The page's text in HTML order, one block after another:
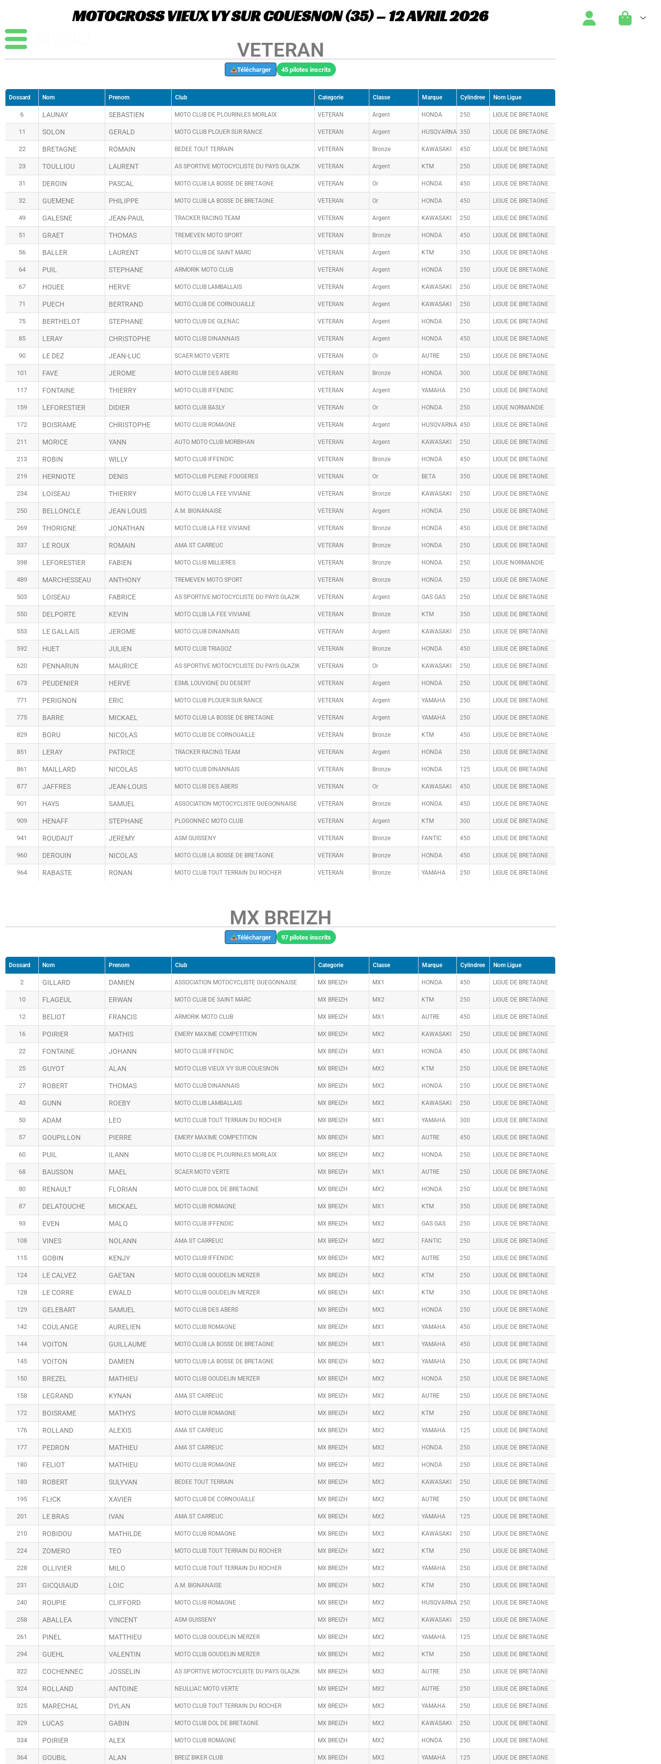
contenu
MOTOCROSS VIEUX VY SUR COUESNON (35) – 12 AVRIL 2026
VETERAN
Télécharger 45 pilotes inscrits
Dossard Nom Prenom Club Categorie Classe Marque Cylindree Nom Ligue
6 LAUNAY SEBASTIEN MOTO CLUB DE PLOURINLES MORLAIX VETERAN Argent HONDA 250 LIGUE DE BRETAGNE
11 SOLON GERALD MOTO CLUB PLOUER SUR RANCE VETERAN Argent HUSQVARNA 350 LIGUE DE BRETAGNE
22 BRETAGNE ROMAIN BEDEE TOUT TERRAIN VETERAN Bronze KAWASAKI 450 LIGUE DE BRETAGNE
23 TOULLIOU LAURENT AS SPORTIVE MOTOCYCLISTE DU PAYS GLAZIK VETERAN Argent KTM 250 LIGUE DE BRETAGNE
31 DEROIN PASCAL MOTO CLUB LA BOSSE DE BRETAGNE VETERAN Or HONDA 450 LIGUE DE BRETAGNE
32 GUEMENE PHILIPPE MOTO CLUB LA BOSSE DE BRETAGNE VETERAN Or HONDA 450 LIGUE DE BRETAGNE
49 GALESNE JEAN-PAUL TRACKER RACING TEAM VETERAN Argent KAWASAKI 250 LIGUE DE BRETAGNE
51 GRAET THOMAS TREMEVEN MOTO SPORT VETERAN Bronze HONDA 450 LIGUE DE BRETAGNE
56 BALLER LAURENT MOTO CLUB DE SAINT MARC VETERAN Argent KTM 350 LIGUE DE BRETAGNE
64 PUIL STEPHANE ARMORIK MOTO CLUB VETERAN Argent HONDA 250 LIGUE DE BRETAGNE
67 HOUEE HERVE MOTO CLUB LAMBALLAIS VETERAN Argent KAWASAKI 250 LIGUE DE BRETAGNE
71 PUECH BERTRAND MOTO CLUB DE CORNOUAILLE VETERAN Argent KAWASAKI 250 LIGUE DE BRETAGNE
75 BERTHELOT STEPHANE MOTO CLUB DE GLENAC VETERAN Argent HONDA 250 LIGUE DE BRETAGNE
85 LERAY CHRISTOPHE MOTO CLUB DINANNAIS VETERAN Argent HONDA 450 LIGUE DE BRETAGNE
90 LE DEZ JEAN-LUC SCAER MOTO VERTE VETERAN Or AUTRE 250 LIGUE DE BRETAGNE
101 FAVE JEROME MOTO CLUB DES ABERS VETERAN Bronze HONDA 300 LIGUE DE BRETAGNE
117 FONTAINE THIERRY MOTO CLUB IFFENDIC VETERAN Argent YAMAHA 250 LIGUE DE BRETAGNE
159 LEFORESTIER DIDIER MOTO CLUB BASLY VETERAN Or HONDA 250 LIGUE NORMANDIE
172 BOISRAME CHRISTOPHE MOTO CLUB ROMAGNE VETERAN Argent HUSQVARNA 450 LIGUE DE BRETAGNE
211 MORICE YANN AUTO MOTO CLUB MORBIHAN VETERAN Argent KAWASAKI 250 LIGUE DE BRETAGNE
213 ROBIN WILLY MOTO CLUB IFFENDIC VETERAN Bronze HONDA 450 LIGUE DE BRETAGNE
219 HERNIOTE DENIS MOTO-CLUB PLEINE FOUGERES VETERAN Or BETA 350 LIGUE DE BRETAGNE
234 LOISEAU THIERRY MOTO CLUB LA FEE VIVIANE VETERAN Bronze KAWASAKI 250 LIGUE DE BRETAGNE
250 BELLONCLE JEAN LOUIS A.M. BIGNANAISE VETERAN Argent HONDA 250 LIGUE DE BRETAGNE
269 THORIGNE JONATHAN MOTO CLUB LA FEE VIVIANE VETERAN Bronze HONDA 450 LIGUE DE BRETAGNE
337 LE ROUX ROMAIN AMA ST CARREUC VETERAN Bronze HONDA 250 LIGUE DE BRETAGNE
398 LEFORESTIER FABIEN MOTO CLUB MILLIERES VETERAN Bronze HONDA 250 LIGUE NORMANDIE
489 MARCHESSEAU ANTHONY TREMEVEN MOTO SPORT VETERAN Bronze HONDA 250 LIGUE DE BRETAGNE
503 LOISEAU FABRICE AS SPORTIVE MOTOCYCLISTE DU PAYS GLAZIK VETERAN Argent GAS GAS 250 LIGUE DE BRETAGNE
550 DELPORTE KEVIN MOTO CLUB LA FEE VIVIANE VETERAN Bronze KTM 350 LIGUE DE BRETAGNE
553 LE GALLAIS JEROME MOTO CLUB DINANNAIS VETERAN Argent KAWASAKI 250 LIGUE DE BRETAGNE
592 HUET JULIEN MOTO CLUB TRIAGOZ VETERAN Bronze HONDA 450 LIGUE DE BRETAGNE
620 PENNARUN MAURICE AS SPORTIVE MOTOCYCLISTE DU PAYS GLAZIK VETERAN Or KAWASAKI 250 LIGUE DE BRETAGNE
673 PEUDENIER HERVE ESML LOUVIGNE DU DESERT VETERAN Argent HONDA 250 LIGUE DE BRETAGNE
771 PERIGNON ERIC MOTO CLUB PLOUER SUR RANCE VETERAN Argent YAMAHA 250 LIGUE DE BRETAGNE
775 BARRE MICKAEL MOTO CLUB LA BOSSE DE BRETAGNE VETERAN Argent YAMAHA 250 LIGUE DE BRETAGNE
829 BORU NICOLAS MOTO CLUB DE CORNOUAILLE VETERAN Bronze KTM 450 LIGUE DE BRETAGNE
851 LERAY PATRICE TRACKER RACING TEAM VETERAN Argent HONDA 250 LIGUE DE BRETAGNE
861 MAILLARD NICOLAS MOTO CLUB DINANNAIS VETERAN Bronze HONDA 125 LIGUE DE BRETAGNE
877 JAFFRES JEAN-LOUIS MOTO CLUB DES ABERS VETERAN Or KAWASAKI 450 LIGUE DE BRETAGNE
901 HAYS SAMUEL ASSOCIATION MOTOCYCLISTE GUEGONNAISE VETERAN Bronze HONDA 450 LIGUE DE BRETAGNE
909 HENAFF STEPHANE PLOGONNEC MOTO CLUB VETERAN Argent KTM 300 LIGUE DE BRETAGNE
941 ROUDAUT JEREMY ASM GUISSENY VETERAN Bronze FANTIC 450 LIGUE DE BRETAGNE
960 DEROUIN NICOLAS MOTO CLUB LA BOSSE DE BRETAGNE VETERAN Bronze HONDA 450 LIGUE DE BRETAGNE
964 RABASTE RONAN MOTO CLUB TOUT TERRAIN DU ROCHER VETERAN Bronze YAMAHA 250 LIGUE DE BRETAGNE
MX BREIZH
Télécharger 97 pilotes inscrits
Dossard Nom Prenom Club Categorie Classe Marque Cylindree Nom Ligue
2 GILLARD DAMIEN ASSOCIATION MOTOCYCLISTE GUEGONNAISE MX BREIZH MX1 HONDA 450 LIGUE DE BRETAGNE
10 FLAGEUL ERWAN MOTO CLUB DE SAINT MARC MX BREIZH MX2 KTM 250 LIGUE DE BRETAGNE
12 BELIOT FRANCIS ARMORIK MOTO CLUB MX BREIZH MX1 AUTRE 450 LIGUE DE BRETAGNE
16 POIRIER MATHIS EMERY MAXIME COMPETITION MX BREIZH MX2 KAWASAKI 250 LIGUE DE BRETAGNE
22 FONTAINE JOHANN MOTO CLUB IFFENDIC MX BREIZH MX1 HONDA 450 LIGUE DE BRETAGNE
25 GUYOT ALAN MOTO CLUB VIEUX VY SUR COUESNON MX BREIZH MX2 KTM 250 LIGUE DE BRETAGNE
27 ROBERT THOMAS MOTO CLUB DINANNAIS MX BREIZH MX2 HONDA 250 LIGUE DE BRETAGNE
43 GUNN ROEBY MOTO CLUB LAMBALLAIS MX BREIZH MX2 KAWASAKI 250 LIGUE DE BRETAGNE
50 ADAM LEO MOTO CLUB TOUT TERRAIN DU ROCHER MX BREIZH MX1 YAMAHA 300 LIGUE DE BRETAGNE
57 GOUPILLON PIERRE EMERY MAXIME COMPETITION MX BREIZH MX1 AUTRE 450 LIGUE DE BRETAGNE
60 PUIL ILANN MOTO CLUB DE PLOURINLES MORLAIX MX BREIZH MX2 HONDA 250 LIGUE DE BRETAGNE
68 BAUSSON MAEL SCAER MOTO VERTE MX BREIZH MX1 AUTRE 250 LIGUE DE BRETAGNE
80 RENAULT FLORIAN MOTO CLUB DOL DE BRETAGNE MX BREIZH MX2 HONDA 250 LIGUE DE BRETAGNE
87 DELATOUCHE MICKAEL MOTO CLUB ROMAGNE MX BREIZH MX1 KTM 350 LIGUE DE BRETAGNE
93 EVEN MALO MOTO CLUB IFFENDIC MX BREIZH MX2 GAS GAS 250 LIGUE DE BRETAGNE
108 VINES NOLANN AMA ST CARREUC MX BREIZH MX2 FANTIC 250 LIGUE DE BRETAGNE
115 GOBIN KENJY MOTO CLUB IFFENDIC MX BREIZH MX2 AUTRE 250 LIGUE DE BRETAGNE
124 LE CALVEZ GAETAN MOTO CLUB GOUDELIN MERZER MX BREIZH MX2 KTM 250 LIGUE DE BRETAGNE
128 LE CORRE EWALD MOTO CLUB GOUDELIN MERZER MX BREIZH MX1 KTM 350 LIGUE DE BRETAGNE
129 GELEBART SAMUEL MOTO CLUB DES ABERS MX BREIZH MX2 HONDA 250 LIGUE DE BRETAGNE
142 COULANGE AURELIEN MOTO CLUB ROMAGNE MX BREIZH MX1 YAMAHA 450 LIGUE DE BRETAGNE
144 VOITON GUILLAUME MOTO CLUB LA BOSSE DE BRETAGNE MX BREIZH MX1 YAMAHA 450 LIGUE DE BRETAGNE
145 VOITON DAMIEN MOTO CLUB LA BOSSE DE BRETAGNE MX BREIZH MX2 YAMAHA 250 LIGUE DE BRETAGNE
150 BREZEL MATHIEU MOTO CLUB GOUDELIN MERZER MX BREIZH MX2 HONDA 250 LIGUE DE BRETAGNE
158 LEGRAND KYNAN AMA ST CARREUC MX BREIZH MX2 AUTRE 250 LIGUE DE BRETAGNE
172 BOISRAME MATHYS MOTO CLUB ROMAGNE MX BREIZH MX2 KTM 250 LIGUE DE BRETAGNE
176 ROLLAND ALEXIS AMA ST CARREUC MX BREIZH MX2 YAMAHA 125 LIGUE DE BRETAGNE
177 PEDRON MATHIEU AMA ST CARREUC MX BREIZH MX2 HONDA 250 LIGUE DE BRETAGNE
180 FELIOT MATHIEU MOTO CLUB ROMAGNE MX BREIZH MX2 HONDA 250 LIGUE DE BRETAGNE
183 ROBERT SULYVAN BEDEE TOUT TERRAIN MX BREIZH MX2 KAWASAKI 250 LIGUE DE BRETAGNE
195 FLICK XAVIER MOTO CLUB DE CORNOUAILLE MX BREIZH MX2 AUTRE 250 LIGUE DE BRETAGNE
201 LE BRAS IVAN AMA ST CARREUC MX BREIZH MX2 YAMAHA 125 LIGUE DE BRETAGNE
210 ROBIDOU MATHILDE MOTO CLUB ROMAGNE MX BREIZH MX2 KAWASAKI 250 LIGUE DE BRETAGNE
224 ZOMERO TEO MOTO CLUB TOUT TERRAIN DU ROCHER MX BREIZH MX2 KTM 250 LIGUE DE BRETAGNE
228 OLLIVIER MILO MOTO CLUB TOUT TERRAIN DU ROCHER MX BREIZH MX2 YAMAHA 250 LIGUE DE BRETAGNE
231 GICQUIAUD LOIC A.M. BIGNANAISE MX BREIZH MX2 KTM 250 LIGUE DE BRETAGNE
240 ROUPIE CLIFFORD MOTO CLUB ROMAGNE MX BREIZH MX2 HUSQVARNA 250 LIGUE DE BRETAGNE
258 ABALLEA VINCENT ASM GUISSENY MX BREIZH MX2 KAWASAKI 250 LIGUE DE BRETAGNE
261 PINEL MATTHIEU MOTO CLUB GOUDELIN MERZER MX BREIZH MX2 YAMAHA 125 LIGUE DE BRETAGNE
294 GUEHL VALENTIN MOTO CLUB GOUDELIN MERZER MX BREIZH MX2 KTM 250 LIGUE DE BRETAGNE
322 COCHENNEC JOSSELIN AS SPORTIVE MOTOCYCLISTE DU PAYS GLAZIK MX BREIZH MX2 AUTRE 250 LIGUE DE BRETAGNE
324 ROLLAND ANTOINE NEULLIAC MOTO VERTE MX BREIZH MX2 AUTRE 250 LIGUE DE BRETAGNE
325 MARECHAL DYLAN MOTO CLUB TOUT TERRAIN DU ROCHER MX BREIZH MX2 YAMAHA 250 LIGUE DE BRETAGNE
329 LUCAS GABIN MOTO CLUB DOL DE BRETAGNE MX BREIZH MX2 KAWASAKI 250 LIGUE DE BRETAGNE
334 POIRIER ALEX MOTO CLUB ROMAGNE MX BREIZH MX2 HONDA 250 LIGUE DE BRETAGNE
364 GOUBIL ALAN BREIZ BIKER CLUB MX BREIZH MX2 YAMAHA 125 LIGUE DE BRETAGNE